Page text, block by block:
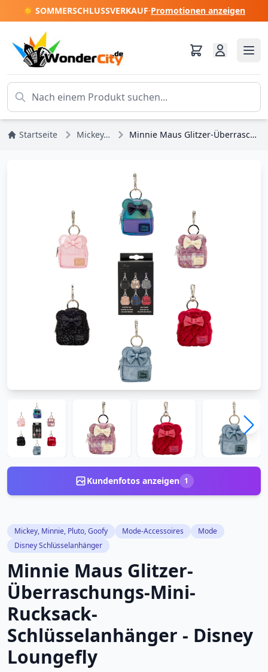
☀️ SOMMERSCHLUSSVERKAUF·Promotionen anzeigen
Startseite Mickey, Minnie, Pluto, Goofy Minnie Maus Glitzer-Überraschungs-Mini-Rucksack-Schlüsselanhänger - Disney Loungefly
Kundenfotos anzeigen 1
Mickey, Minnie, Pluto, Goofy Mode-Accessoires
Mode
Disney Schlüsselanhänger
Minnie Maus Glitzer-
Überraschungs-Mini-
Rucksack-
Schlüsselanhänger - Disney
Loungefly